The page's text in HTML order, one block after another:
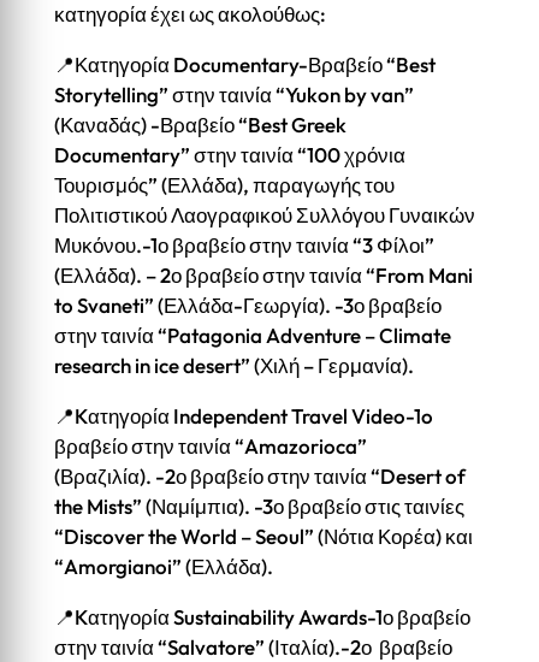
κατηγορία έχει ως ακολούθως:
📍Κατηγορία Documentary-Βραβείο “Best
Storytelling” στην ταινία “Yukon by van”
(Καναδάς) -Βραβείο “Best Greek
Documentary” στην ταινία “100 χρόνια
Τουρισμός” (Ελλάδα), παραγωγής του
Πολιτιστικού Λαογραφικού Συλλόγου Γυναικών
Μυκόνου.-1ο βραβείο στην ταινία “3 Φίλοι”
(Ελλάδα). – 2ο βραβείο στην ταινία “From Mani
to Svaneti” (Ελλάδα-Γεωργία). -3ο βραβείο
στην ταινία “Patagonia Adventure – Climate
research in ice desert” (Χιλή – Γερμανία).
📍Kατηγορία Independent Travel Video-1o
βραβείο στην ταινία “Amazorioca”
(Βραζιλία). -2ο βραβείο στην ταινία “Desert of
the Mists” (Ναμίμπια). -3ο βραβείο στις ταινίες
“Discover the World – Seoul” (Νότια Κορέα) και
“Amorgianoi” (Ελλάδα).
📍Kατηγορία Sustainability Awards-1ο βραβείο
στην ταινία “Salvatore” (Ιταλία).-2ο βραβείο